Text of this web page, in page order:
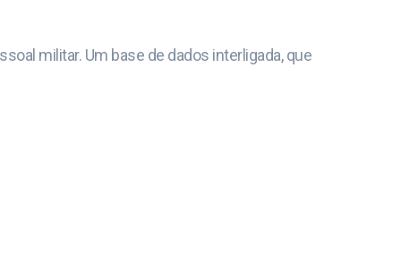
militar. Um base de dados interligada, que